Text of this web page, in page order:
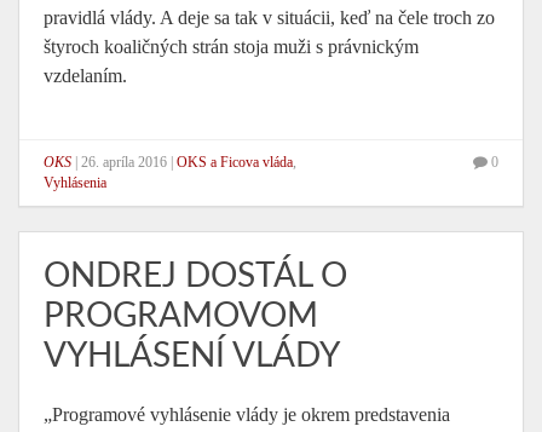
pravidlá vlády. A deje sa tak v situácii, keď na čele troch zo
štyroch koaličných strán stoja muži s právnickým
vzdelaním.
OKS 26. apríla 2016 OKS a Ficova vláda,
Vyhlásenia
0
ONDREJ DOSTÁL O
PROGRAMOVOM
VYHLÁSENÍ VLÁDY
„Programové vyhlásenie vlády je okrem predstavenia